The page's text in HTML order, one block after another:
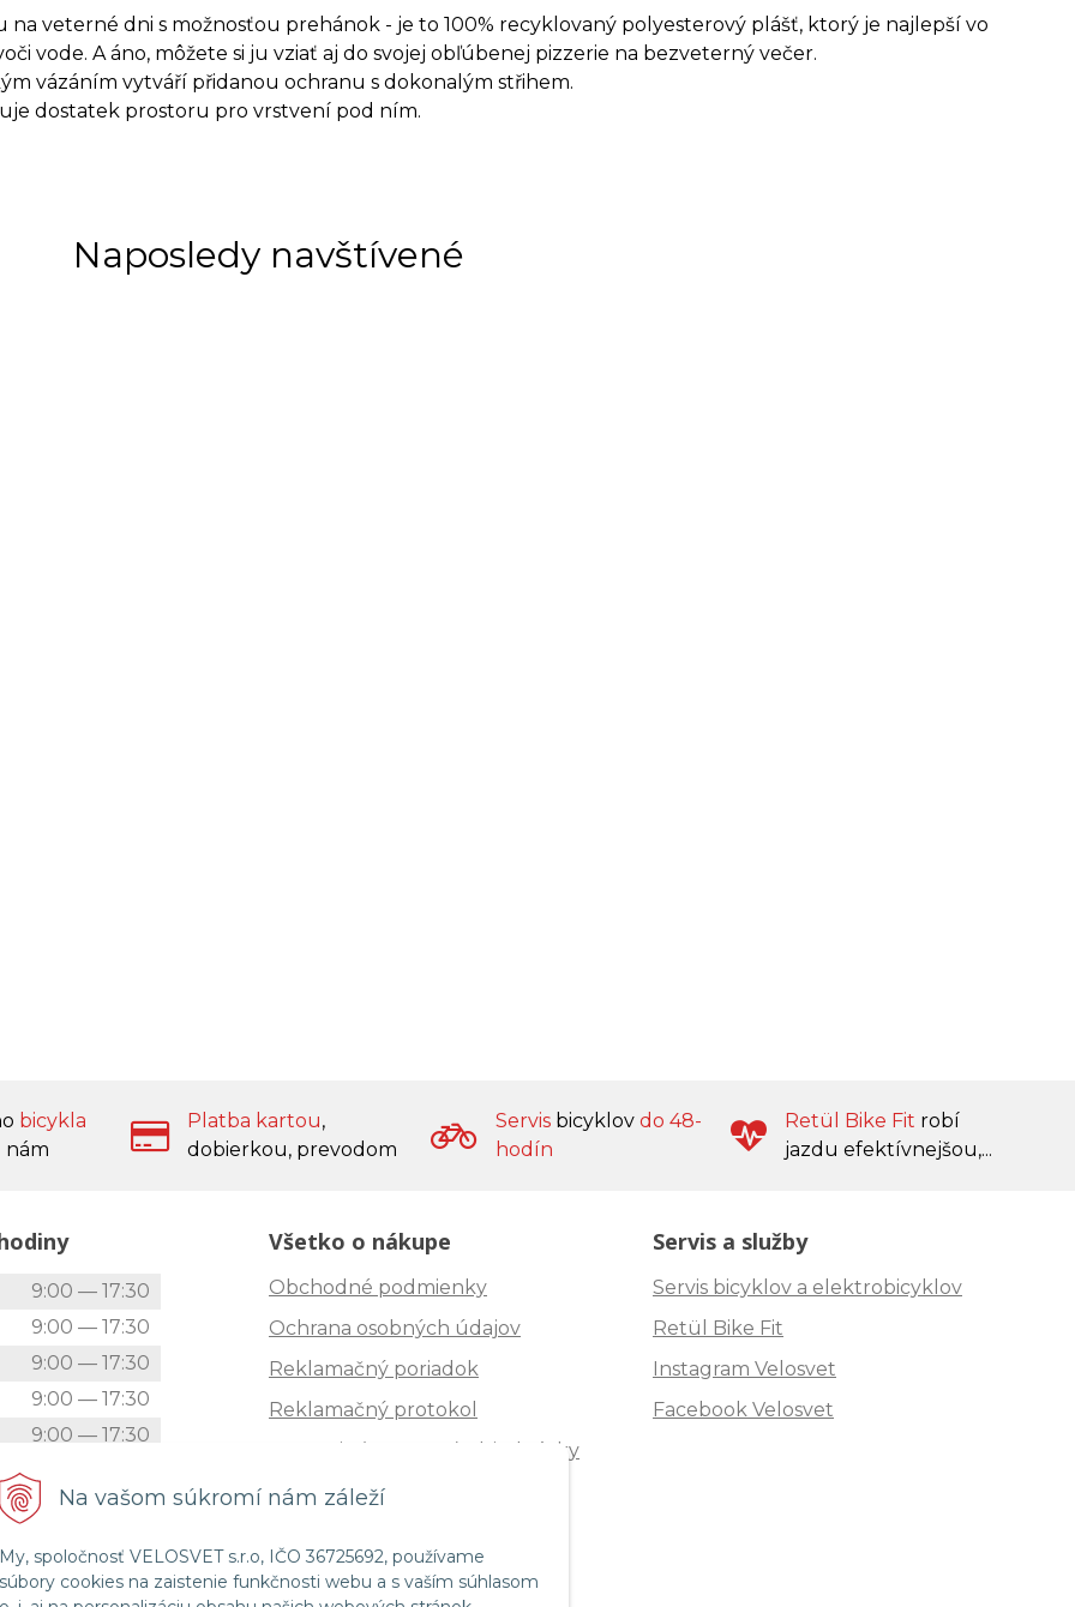
Na vašom súkromí nám záleží
My, spoločnosť VELOSVET s.r.o, IČO 36725692, používame
súbory cookies na zaistenie funkčnosti webu a s vaším súhlasom
veterné dni s možnosťou prehánok - je to 100% recyklovaný polyesterový plášť, ktorý je najlepší vo
vode. A áno, môžete si ju vziať aj do svojej obľúbenej pizzerie na bezveterný večer.
vázáním vytváří přidanou ochranu s dokonalým střihem.
dostatek prostoru pro vrstvení pod ním.
Naposledy navštívené
bicykla
Platba kartou,
dobierkou, prevodom
Servis bicyklov do 48-
hodín
Retül Bike Fit robí
jazdu efektívnejšou,...
9:00 — 17:30
9:00 — 17:30
9:00 — 17:30
9:00 — 17:30
9:00 — 17:30
9:00 — 12:00
Zatvorené
Všetko o nákupe
Obchodné podmienky
Ochrana osobných údajov
Reklamačný poriadok
Reklamačný protokol
Zrušenie (STORNO) objednávky
Doprava
Štatút súťaže "Vianoce 2025"
Servis a služby
Servis bicyklov a elektrobicyklov
Retül Bike Fit
Instagram Velosvet
Facebook Velosvet